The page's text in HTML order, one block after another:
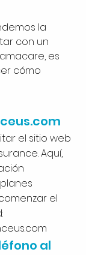
la
con un
es
cómo
el sitio web
Aquí,
el
al